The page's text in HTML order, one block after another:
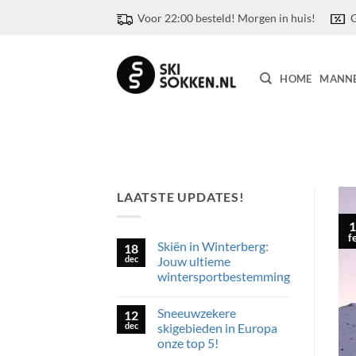
Voor 22:00 besteld! Morgen in huis!
HOME
LAATSTE UPDATES!
18
dec
Skiën in Winterberg:
Jouw ultieme
wintersportbestemming
op
Skiën
in
Winterberg:
12
dec
Sneeuwzekere
skigebieden in Europa
onze top 5!